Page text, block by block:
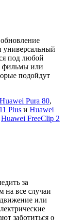
универсальный
под любой
фильмы или
подойдут
Huawei Pura 80,
Plus и Huawei
Huawei FreeClip 2
за
на все случаи
или
заботиться о